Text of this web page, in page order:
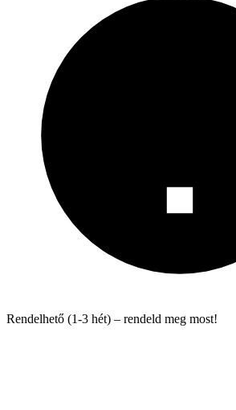
Rendelhető (1-3 hét) – rendeld meg most!